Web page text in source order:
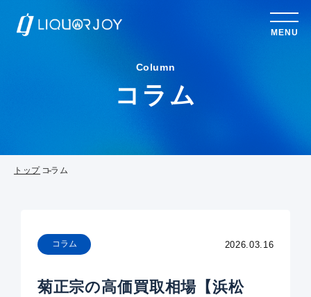
MENU
Column
コラム
トップ コラム
2026.03.16
コラム
菊正宗の高価買取相場【浜松